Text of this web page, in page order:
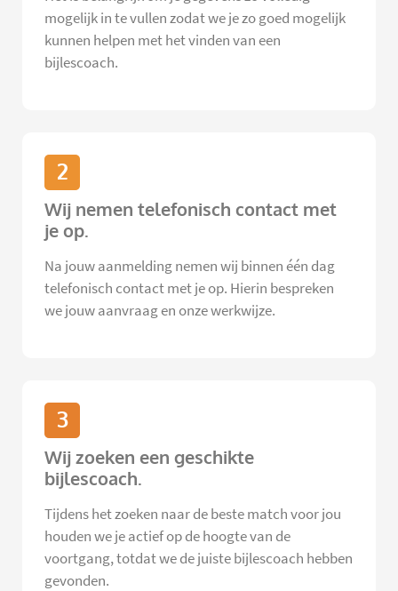
mogelijk in te vullen zodat we je zo goed mogelijk
kunnen helpen met het vinden van een
bijlescoach.
2
Wij nemen telefonisch contact met
je op.
Na jouw aanmelding nemen wij binnen één dag
telefonisch contact met je op. Hierin bespreken
we jouw aanvraag en onze werkwijze.
3
Wij zoeken een geschikte
bijlescoach.
Tijdens het zoeken naar de beste match voor jou
houden we je actief op de hoogte van de
voortgang, totdat we de juiste bijlescoach hebben
gevonden.